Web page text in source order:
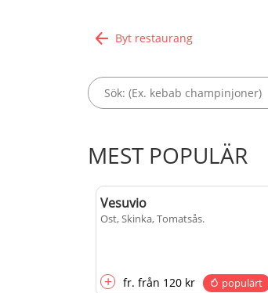
Byt restaurang
MEST POPULÄR
Vesuvio
Ost, Skinka, Tomatsås.
+ fr. från 120 kr populärt